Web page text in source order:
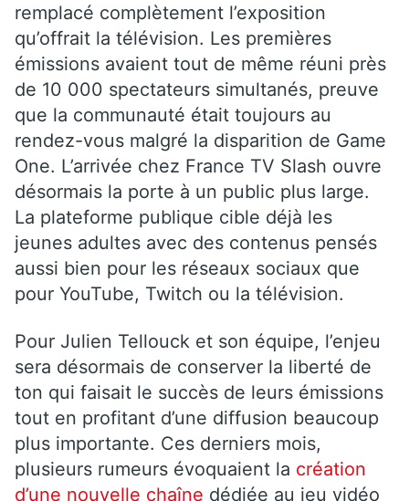
remplacé complètement l’exposition
qu’offrait la télévision. Les premières
émissions avaient tout de même réuni près
de 10 000 spectateurs simultanés, preuve
que la communauté était toujours au
rendez-vous malgré la disparition de Game
One. L’arrivée chez France TV Slash ouvre
désormais la porte à un public plus large.
La plateforme publique cible déjà les
jeunes adultes avec des contenus pensés
aussi bien pour les réseaux sociaux que
pour YouTube, Twitch ou la télévision.
Pour Julien Tellouck et son équipe, l’enjeu
sera désormais de conserver la liberté de
ton qui faisait le succès de leurs émissions
tout en profitant d’une diffusion beaucoup
plus importante. Ces derniers mois,
plusieurs rumeurs évoquaient la création
d’une nouvelle chaîne dédiée au jeu vidéo